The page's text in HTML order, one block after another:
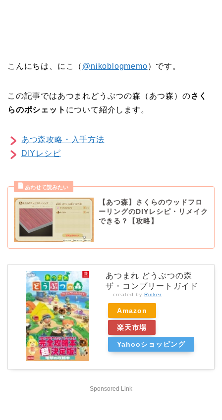
こんにちは、にこ（ @nikoblogmemo）です。
この記事ではあつまれどうぶつの森（あつ森）のさく
らのポシェット について紹介します。
あつ森攻略・入手方法
DIYレシピ
【あつ森】さくらのウッドフロ
ーリングのDIYレシピ・リメイク
できる？【攻略】
あつまれ どうぶつの森
ザ・コンプリートガイド
created by Rinker
Amazon
楽天市場
Yahooショッピング
Sponsored Link